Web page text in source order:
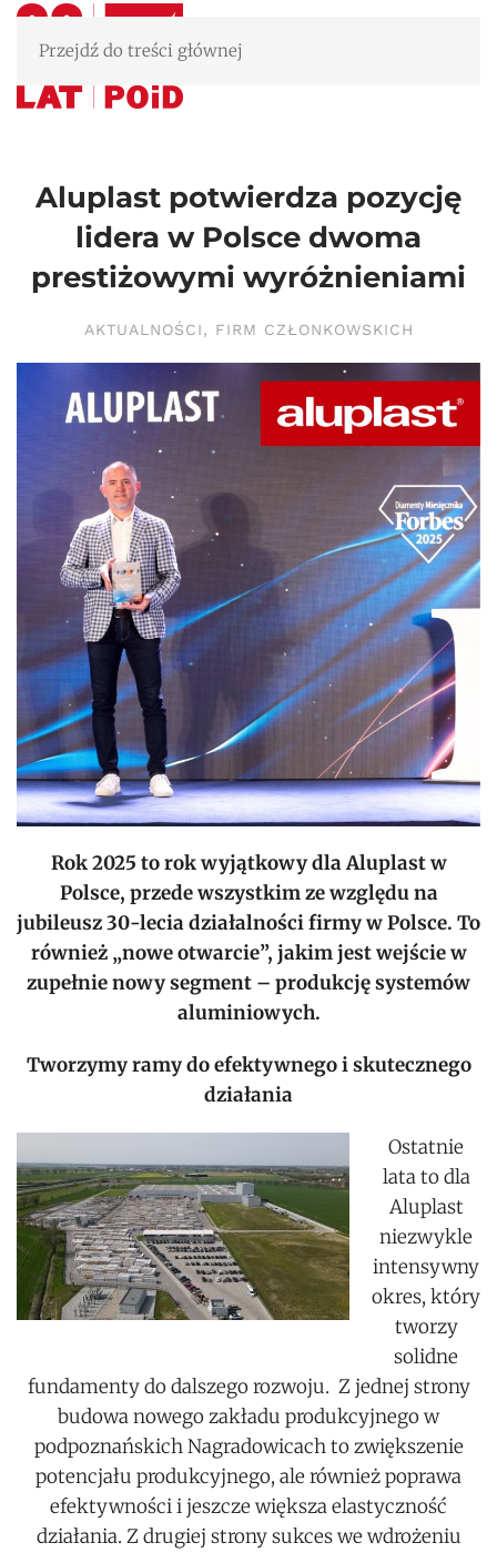
Przejdź do treści głównej
Aluplast potwierdza pozycję
lidera w Polsce dwoma
prestiżowymi wyróżnieniami
AKTUALNOŚCI, FIRM CZŁONKOWSKICH
Rok 2025 to rok wyjątkowy dla Aluplast w
Polsce, przede wszystkim ze względu na
jubileusz 30-lecia działalności firmy w Polsce. To
również „nowe otwarcie”, jakim jest wejście w
zupełnie nowy segment – produkcję systemów
aluminiowych.
Tworzymy ramy do efektywnego i skutecznego
działania
Ostatnie
lata to dla
Aluplast
niezwykle
intensywny
okres, który
tworzy
solidne
fundamenty do dalszego rozwoju. Z jednej strony
budowa nowego zakładu produkcyjnego w
podpoznańskich Nagradowicach to zwiększenie
potencjału produkcyjnego, ale również poprawa
efektywności i jeszcze większa elastyczność
działania. Z drugiej strony sukces we wdrożeniu